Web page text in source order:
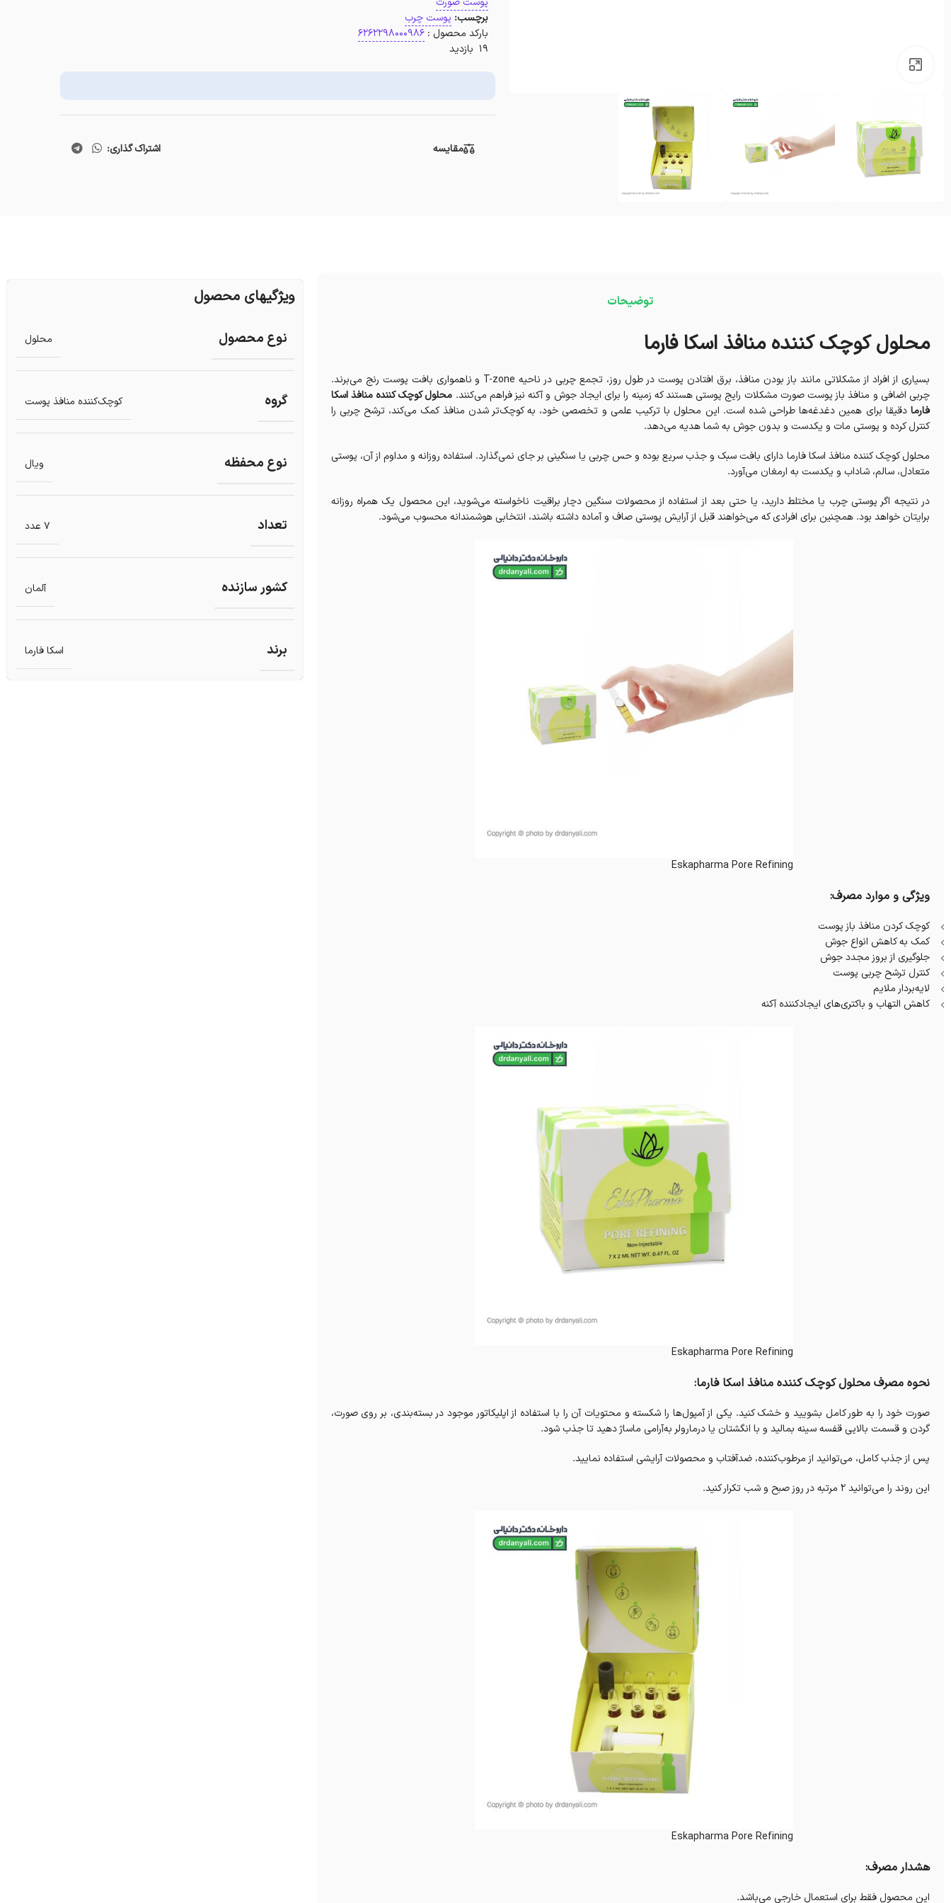
برچسب: پوست چرب
بارکد محصول :6262298000986
19 بازدید
مقایسه اشتراک گذاری:
توضیحات
محلول کوچک‌ کننده منافذ اسکا فارما
بسیاری از افراد از مشکلاتی مانند باز بودن منافذ، برق افتادن پوست در طول روز، تجمع چربی در ناحیه T-zone و ناهمواری بافت پوست رنج می‌برند.
چربی اضافی و منافذ باز پوست صورت مشکلات رایج پوستی هستند که زمینه را برای ایجاد جوش و آکنه نیز فراهم می‌کنند. محلول کوچک‌ کننده منافذ اسکا
فارما دقیقا برای همین دغدغه‌ها طراحی شده است. این محلول با ترکیب علمی و تخصصی خود، به کوچک‌تر شدن منافذ کمک می‌کند، ترشح چربی را
کنترل کرده و پوستی مات و یکدست و بدون جوش به شما هدیه می‌دهد.
محلول کوچک‌ کننده منافذ اسکا فارما دارای بافت سبک و جذب سریع بوده و حس چربی یا سنگینی بر جای نمی‌گذارد. استفاده روزانه و مداوم از آن، پوستی
متعادل، سالم، شاداب و یکدست به ارمغان می‌آورد.
در نتیجه اگر پوستی چرب یا مختلط دارید، یا حتی بعد از استفاده از محصولات سنگین دچار براقیت ناخواسته می‌شوید، این محصول یک همراه روزانه
برایتان خواهد بود. همچنین برای افرادی که می‌خواهند قبل از آرایش پوستی صاف و آماده داشته باشند، انتخابی هوشمندانه محسوب می‌شود.
Eskapharma Pore Refining
ویژگی و موارد مصرف:
کوچک کردن منافذ باز پوست
کمک به کاهش انواع جوش‌
جلوگیری از بروز مجدد جوش
کنترل ترشح چربی پوست
لایه‌بردار ملایم
کاهش التهاب و باکتری‌های ایجادکننده آکنه
Eskapharma Pore Refining
نحوه مصرف محلول کوچک‌ کننده منافذ اسکا فارما:
صورت خود را به طور کامل بشویید و خشک کنید. یکی از آمپول‌ها را شکسته و محتویات آن را با استفاده از اپلیکاتور موجود در بسته‌بندی، بر روی صورت،
گردن و قسمت بالایی قفسه سینه بمالید و با انگشتان یا درمارولر به‌آرامی ماساژ دهید تا جذب شود.
پس از جذب کامل، می‌توانید از مرطوب‌کننده، ضدآفتاب و محصولات آرایشی استفاده نمایید.
این روند را می‌توانید 2 مرتبه در روز صبح و شب تکرار کنید.
Eskapharma Pore Refining
هشدار مصرف:
این محصول فقط برای استعمال خارجی می‌باشد.
ویژگیهای محصول
نوع محصول محلول
گروه کوچک‌کننده منافذ پوست
نوع محفظه ویال
تعداد 7 عدد
کشور سازنده آلمان
برند اسکا فارما